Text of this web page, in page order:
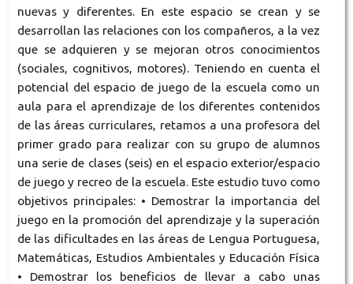
nuevas y diferentes. En este espacio se crean y se
desarrollan las relaciones con los compañeros, a la vez
que se adquieren y se mejoran otros conocimientos
(sociales, cognitivos, motores). Teniendo en cuenta el
potencial del espacio de juego de la escuela como un
aula para el aprendizaje de los diferentes contenidos
de las áreas curriculares, retamos a una profesora del
primer grado para realizar con su grupo de alumnos
una serie de clases (seis) en el espacio exterior/espacio
de juego y recreo de la escuela. Este estudio tuvo como
objetivos principales: • Demostrar la importancia del
juego en la promoción del aprendizaje y la superación
de las dificultades en las áreas de Lengua Portuguesa,
Matemáticas, Estudios Ambientales y Educación Física
• Demostrar los beneficios de llevar a cabo unas